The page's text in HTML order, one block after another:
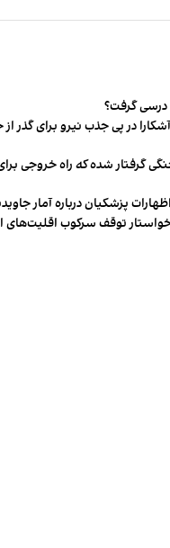
درسی گرفت؟
در پی جذب نیرو برای
گرفتار شده که راه خروجی
پزشکیان درباره آمار
توقف سرکوب اقلیت‌های